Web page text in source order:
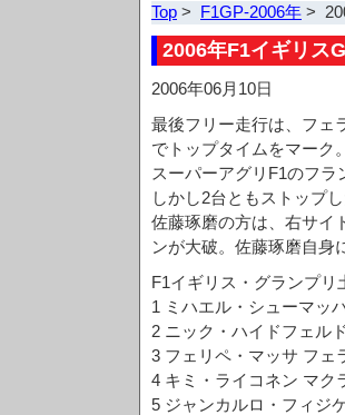
Top > F1GP-2006年 >
2006年F1イギリス
2006年06月10日
最後フリー走行は、フェ
でトップタイムをマーク。
スーパーアグリF1のフ
しかし2台ともストップし
佐藤琢磨の方は、右サイ
ンが大破。佐藤琢磨自身
F1イギリス・グランプリ
1 ミハエル・シューマッ
2 ニック・ハイドフェル
3 フェリペ・マッサ フェ
4 キミ・ライコネン マク
5 ジャンカルロ・フィジ